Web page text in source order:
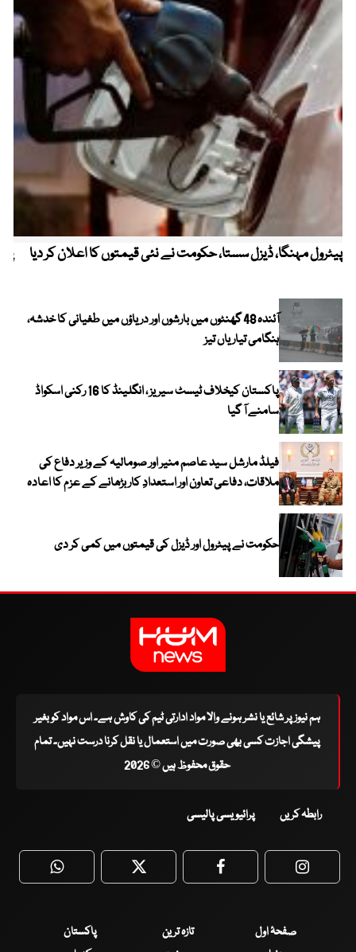
پیٹرول مہنگا، ڈیزل سستا، حکومت نے نئی قیمتوں کا اعلان کر دیا
آئندہ 48 گھنٹوں میں بارشوں اور دریاؤں میں طغیانی کا خدشہ،
ہنگامی تیاریاں تیز
پاکستان کیخلاف ٹیسٹ سیریز ، انگلینڈ کا 16 رکنی اسکواڈ
سامنے آ گیا
فیلڈ مارشل سید عاصم منیر اور صومالیہ کے وزیر دفاع کی
ملاقات، دفاعی تعاون اور استعدادِ کار بڑھانے کے عزم کا اعادہ
حکومت نے پیٹرول اور ڈیزل کی قیمتوں میں کمی کر دی
ہم نیوز پر شائع یا نشر ہونے والا مواد ادارتی ٹیم کی کاوش ہے۔ اس مواد کو بغیر
پیشگی اجازت کسی بھی صورت میں استعمال یا نقل کرنا درست نہیں۔ تمام
حقوق محفوظ ہیں © 2026
رابطہ کریں پرائیویسی پالیسی
WhatsApp Twitter Facebook
صفحۂ اول تازہ ترین
پاکستان